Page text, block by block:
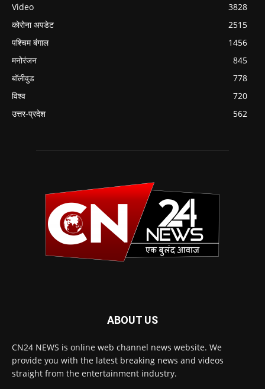
Video
3828
कोरोना अपडेट
2515
पश्चिम बंगाल
1456
मनोरंजन
845
बॉलीवुड
778
विश्व
720
उत्तर-प्रदेश
562
ABOUT US
CN24 NEWS is online web channel news website. We
provide you with the latest breaking news and videos
straight from the entertainment industry.